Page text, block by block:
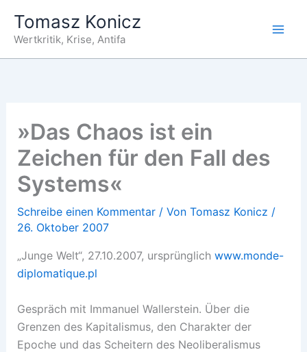
Inhalt
springen
Tomasz Konicz
Wertkritik, Krise, Antifa
»Das Chaos ist ein
Zeichen für den Fall des
Systems«
Schreibe einen Kommentar / Von Tomasz Konicz /
26. Oktober 2007
„Junge Welt“, 27.10.2007, ursprünglich www.monde-
diplomatique.pl
Gespräch mit Immanuel Wallerstein. Über die
Grenzen des Kapitalismus, den Charakter der
Epoche und das Scheitern des Neoliberalismus